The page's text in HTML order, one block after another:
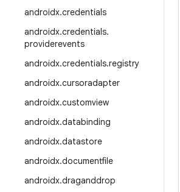
androidx.credentials
androidx.credentials.
providerevents
androidx.credentials.registry
androidx.cursoradapter
androidx.customview
androidx.databinding
androidx.datastore
androidx.documentfile
androidx.draganddrop